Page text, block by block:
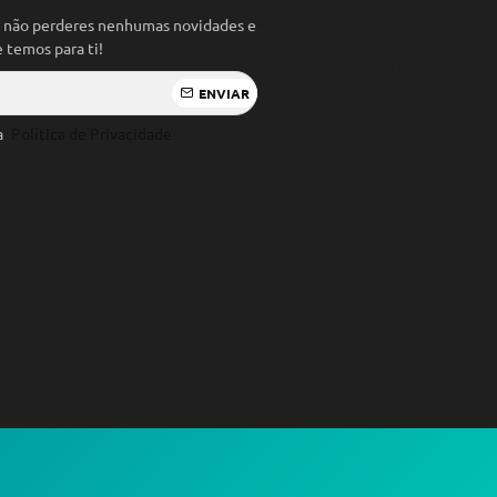
não perderes nenhumas novidades e
temos para ti!
ENVIAR